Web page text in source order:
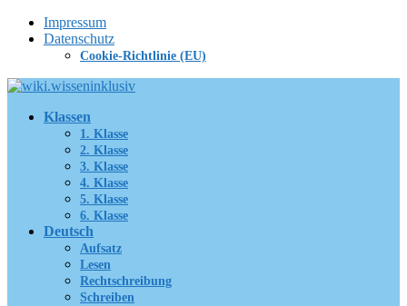
Zum
Inhalt
Impressum
Datenschutz
Cookie-Richtlinie (EU)
Klassen
1. Klasse
2. Klasse
3. Klasse
4. Klasse
5. Klasse
6. Klasse
Deutsch
Aufsatz
Lesen
Rechtschreibung
Schreiben